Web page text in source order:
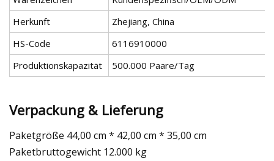
Herkunft
Zhejiang, China
HS-Code
6116910000
Produktionskapazität
500.000 Paare/Tag
Verpackung & Lieferung
Paketgröße 44,00 cm * 42,00 cm * 35,00 cm
Paketbruttogewicht 12.000 kg